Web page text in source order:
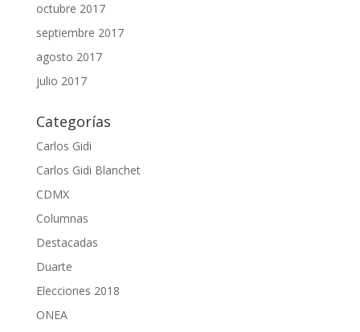
octubre 2017
septiembre 2017
agosto 2017
julio 2017
Categorías
Carlos Gidi
Carlos Gidi Blanchet
CDMX
Columnas
Destacadas
Duarte
Elecciones 2018
ONEA